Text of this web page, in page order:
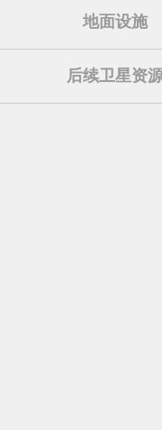
地面设施
后续卫星资